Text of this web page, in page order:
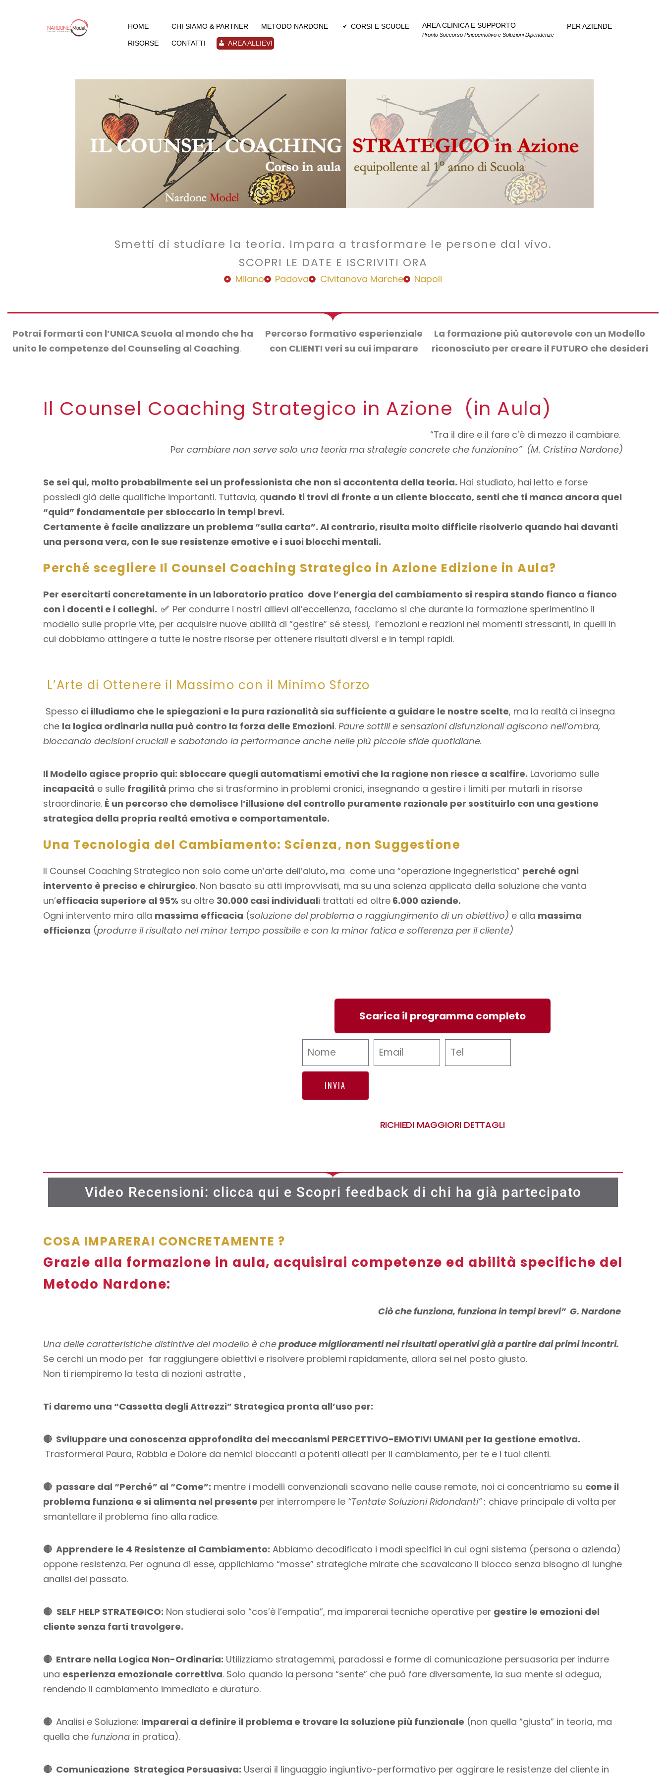
HOME CHI SIAMO & PARTNER METODO NARDONE CORSI E SCUOLE AREA CLINICA E SUPPORTO
Pronto Soccorso Psicoemotivo e Soluzioni Dipendenze
PER AZIENDE
RISORSE CONTATTI AREA ALLIEVI
Smetti di studiare la teoria. Impara a trasformare le persone dal vivo.
SCOPRI LE DATE E ISCRIVITI ORA
Milano Padova Civitanova Marche Napoli
Potrai formarti con l’UNICA Scuola al mondo che ha
unito le competenze del Counseling al Coaching.
Percorso formativo esperienziale
con CLIENTI veri su cui imparare
La formazione più autorevole con un Modello
riconosciuto per creare il FUTURO che desideri
Il Counsel Coaching Strategico in Azione (in Aula)
“Tra il dire e il fare c’è di mezzo il cambiare.
Per cambiare non serve solo una teoria ma strategie concrete che funzionino” (M. Cristina Nardone)
Se sei qui, molto probabilmente sei un professionista che non si accontenta della teoria. Hai studiato, hai letto e forse
possiedi già delle qualifiche importanti. Tuttavia, quando ti trovi di fronte a un cliente bloccato, senti che ti manca ancora quel
“quid” fondamentale per sbloccarlo in tempi brevi.
Certamente è facile analizzare un problema “sulla carta”. Al contrario, risulta molto difficile risolverlo quando hai davanti
una persona vera, con le sue resistenze emotive e i suoi blocchi mentali.
Perché scegliere Il Counsel Coaching Strategico in Azione Edizione in Aula?
Per esercitarti concretamente in un laboratorio pratico dove l’energia del cambiamento si respira stando fianco a fianco
con i docenti e i colleghi. ✅ Per condurre i nostri allievi all’eccellenza, facciamo si che durante la formazione sperimentino il
modello sulle proprie vite, per acquisire nuove abilità di “gestire” sé stessi, l’emozioni e reazioni nei momenti stressanti, in quelli in
cui dobbiamo attingere a tutte le nostre risorse per ottenere risultati diversi e in tempi rapidi.
L’Arte di Ottenere il Massimo con il Minimo Sforzo
Spesso ci illudiamo che le spiegazioni e la pura razionalità sia sufficiente a guidare le nostre scelte, ma la realtà ci insegna
che la logica ordinaria nulla può contro la forza delle Emozioni. Paure sottili e sensazioni disfunzionali agiscono nell’ombra,
bloccando decisioni cruciali e sabotando la performance anche nelle più piccole sfide quotidiane.
Il Modello agisce proprio qui: sbloccare quegli automatismi emotivi che la ragione non riesce a scalfire. Lavoriamo sulle
incapacità e sulle fragilità prima che si trasformino in problemi cronici, insegnando a gestire i limiti per mutarli in risorse
straordinarie. È un percorso che demolisce l’illusione del controllo puramente razionale per sostituirlo con una gestione
strategica della propria realtà emotiva e comportamentale.
Una Tecnologia del Cambiamento: Scienza, non Suggestione
Il Counsel Coaching Strategico non solo come un’arte dell’aiuto, ma come una “operazione ingegneristica” perché ogni
intervento è preciso e chirurgico. Non basato su atti improvvisati, ma su una scienza applicata della soluzione che vanta
un’efficacia superiore al 95% su oltre 30.000 casi individuali trattati ed oltre 6.000 aziende.
Ogni intervento mira alla massima efficacia (soluzione del problema o raggiungimento di un obiettivo) e alla massima
efficienza (produrre il risultato nel minor tempo possibile e con la minor fatica e sofferenza per il cliente)
Scarica il programma completo
INVIA
RICHIEDI MAGGIORI DETTAGLI
Video Recensioni: clicca qui e Scopri feedback di chi ha già partecipato
COSA IMPARERAI CONCRETAMENTE ?
Grazie alla formazione in aula, acquisirai competenze ed abilità specifiche del
Metodo Nardone:
Ciò che funziona, funziona in tempi brevi” G. Nardone
Una delle caratteristiche distintive del modello è cheproduce miglioramenti nei risultati operativi già a partire dai primi incontri.
Se cerchi un modo per far raggiungere obiettivi e risolvere problemi rapidamente, allora sei nel posto giusto.
Non ti riempiremo la testa di nozioni astratte ,
Ti daremo una “Cassetta degli Attrezzi” Strategica pronta all’uso per:
🔴 Sviluppare una conoscenza approfondita dei meccanismi PERCETTIVO-EMOTIVI UMANI per la gestione emotiva.
Trasformerai Paura, Rabbia e Dolore da nemici bloccanti a potenti alleati per il cambiamento, per te e i tuoi clienti.
🔴 passare dal “Perché” al “Come”: mentre i modelli convenzionali scavano nelle cause remote, noi ci concentriamo su come il
problema funziona e si alimenta nel presente per interrompere le “Tentate Soluzioni Ridondanti” : chiave principale di volta per
smantellare il problema fino alla radice.
🔴 Apprendere le 4 Resistenze al Cambiamento: Abbiamo decodificato i modi specifici in cui ogni sistema (persona o azienda)
oppone resistenza. Per ognuna di esse, applichiamo “mosse” strategiche mirate che scavalcano il blocco senza bisogno di lunghe
analisi del passato.
🔴 SELF HELP STRATEGICO: Non studierai solo “cos’è l’empatia”, ma imparerai tecniche operative per gestire le emozioni del
cliente senza farti travolgere.
🔴 Entrare nella Logica Non-Ordinaria: Utilizziamo stratagemmi, paradossi e forme di comunicazione persuasoria per indurre
una esperienza emozionale correttiva. Solo quando la persona “sente” che può fare diversamente, la sua mente si adegua,
rendendo il cambiamento immediato e duraturo.
🔴 Analisi e Soluzione: Imparerai a definire il problema e trovare la soluzione più funzionale (non quella “giusta” in teoria, ma
quella che funziona in pratica).
🔴 Comunicazione Strategica Persuasiva: Userai il linguaggio ingiuntivo-performativo per aggirare le resistenze del cliente in